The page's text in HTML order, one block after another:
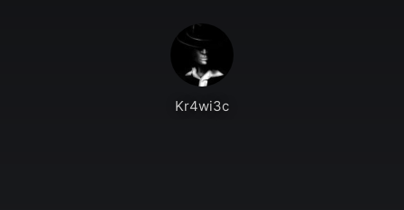
Kr4wi3c